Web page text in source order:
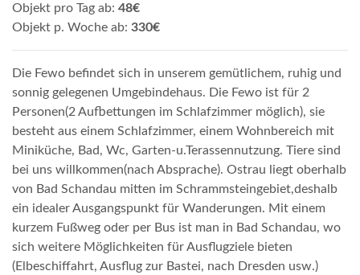
Objekt pro Tag ab: 48€
Objekt p. Woche ab: 330€
Die Fewo befindet sich in unserem gemütlichem, ruhig und
sonnig gelegenen Umgebindehaus. Die Fewo ist für 2
Personen(2 Aufbettungen im Schlafzimmer möglich), sie
besteht aus einem Schlafzimmer, einem Wohnbereich mit
Miniküche, Bad, Wc, Garten-u.Terassennutzung. Tiere sind
bei uns willkommen(nach Absprache). Ostrau liegt oberhalb
von Bad Schandau mitten im Schrammsteingebiet,deshalb
ein idealer Ausgangspunkt für Wanderungen. Mit einem
kurzem Fußweg oder per Bus ist man in Bad Schandau, wo
sich weitere Möglichkeiten für Ausflugziele bieten
(Elbeschiffahrt, Ausflug zur Bastei, nach Dresden usw.)